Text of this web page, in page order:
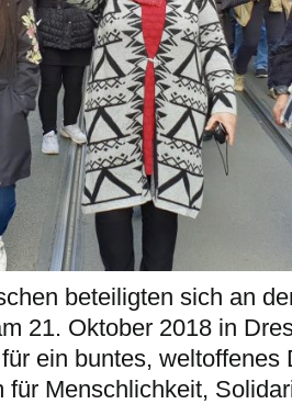
beteiligten sich an
21. Oktober 2018 in
ein buntes, weltoffenes
für Menschlichkeit,